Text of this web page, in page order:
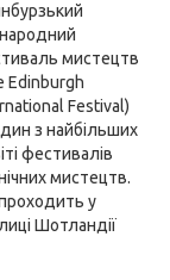
мистецтв
Edinburgh
Festival)
з найбільших
фестивалів
мистецтв.
у
Шотландії